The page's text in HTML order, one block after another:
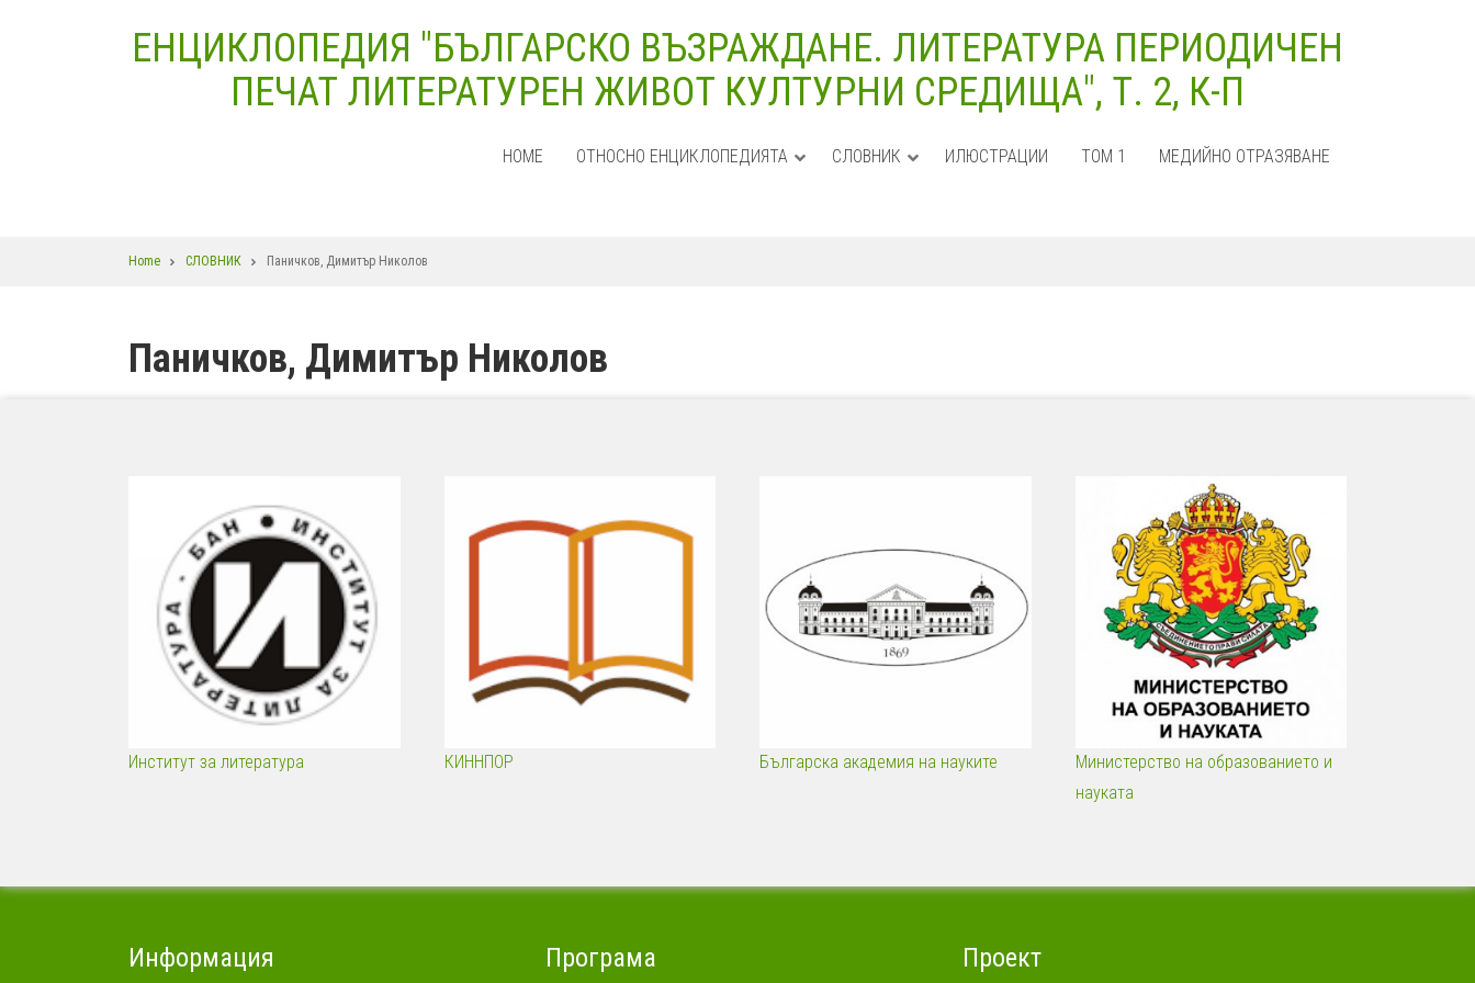
ЕНЦИКЛОПЕДИЯ "БЪЛГАРСКО ВЪЗРАЖДАНЕ. ЛИТЕРАТУРА ПЕРИОДИЧЕН
ПЕЧАТ ЛИТЕРАТУРЕН ЖИВОТ КУЛТУРНИ СРЕДИЩА", Т. 2, К-П
HOME ОТНОСНО ЕНЦИКЛОПЕДИЯТА СЛОВНИК ИЛЮСТРАЦИИ ТОМ 1 МЕДИЙНО ОТРАЗЯВАНЕ
Breadcrumb
Home СЛОВНИК Паничков, Димитър Николов
Паничков, Димитър Николов
Институт за литература КИННПОР Българска академия на науките
Министерство на образованието и
науката
Информация Програма Проект